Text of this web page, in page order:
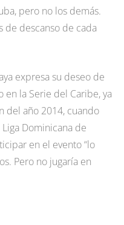
pero no los demás.
de descanso de cada
expresa su deseo de
la Serie del Caribe, ya
del año 2014, cuando
Dominicana de
en el evento “lo
Pero no jugaría en